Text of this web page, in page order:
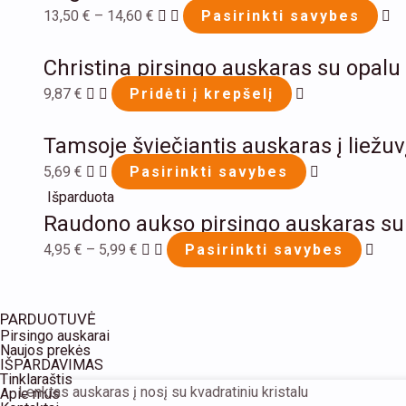
13,50 € – 14,60 € Pasirinkti savybes
on
Christina pirsingo auskaras su opalu
9,87 € Pridėti į krepšelį
Tamsoje šviečiantis auskaras į
5,69 € Pasirinkti savybes
product
variants.
The
options
Išparduota
Raudono aukso pirsingo auskaras
4,95 € – 5,99 € Pasirinkti savybes
PARDUOTUVĖ
Pirsingo auskarai
Naujos prekės
IŠPARDAVIMAS
Tinklaraštis
Apie mus
Lenktas auskaras į nosį su kvadratiniu kristalu
produkto